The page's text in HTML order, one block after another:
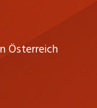
Österreich